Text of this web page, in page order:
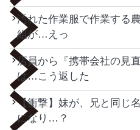
汚れた作業服で作業する
組が…えっ
店員から『携帯会社の見
は…こう返した
【衝撃】妹が、兄と同じ
になり…？